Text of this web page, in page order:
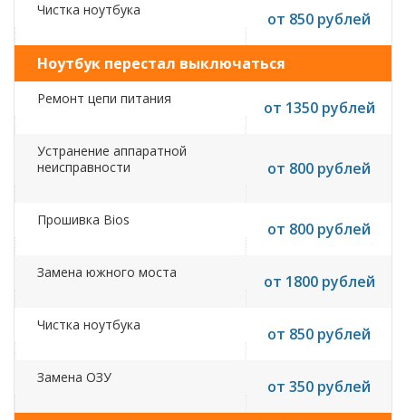
Чистка ноутбука от 850 рублей
Ноутбук перестал выключаться
Ремонт цепи питания от 1350 рублей
Устранение аппаратной
неисправности
от 800 рублей
Прошивка Bios от 800 рублей
Замена южного моста от 1800 рублей
Чистка ноутбука от 850 рублей
Замена ОЗУ от 350 рублей